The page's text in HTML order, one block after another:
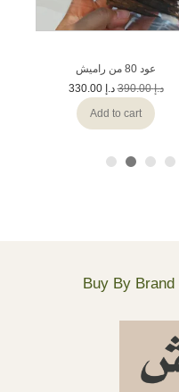
عود 80 من راميش
د.إ390.00 د.إ 330.00
Add to cart